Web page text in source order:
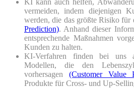
vermeiden, indem diejenigen
werden, die das größte Risiko für
Prediction). Anhand dieser
entsprechende Maßnahmen
Kunden zu halten.
KI-Verfahren finden bei uns
Modellen, die den
vorhersagen (Customer Value
Produkte für Cross- und Up-